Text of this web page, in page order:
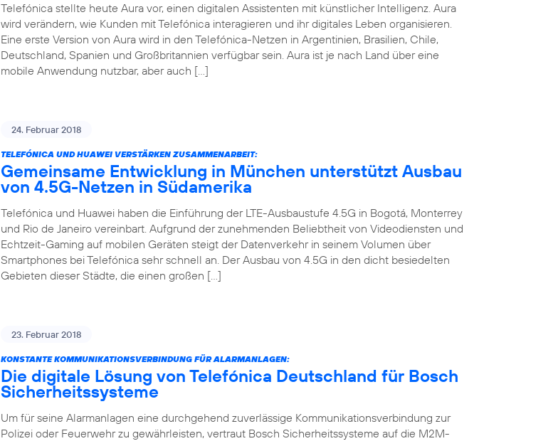
Telefónica stellte heute Aura vor, einen digitalen Assistenten mit künstlicher Intelligenz. Aura
wird verändern, wie Kunden mit Telefónica interagieren und ihr digitales Leben organisieren.
Eine erste Version von Aura wird in den Telefónica-Netzen in Argentinien, Brasilien, Chile,
Deutschland, Spanien und Großbritannien verfügbar sein. Aura ist je nach Land über eine
mobile Anwendung nutzbar, aber auch […]
24. Februar 2018
TELEFÓNICA UND HUAWEI VERSTÄRKEN ZUSAMMENARBEIT:
Gemeinsame Entwicklung in München unterstützt Ausbau
von 4.5G-Netzen in Südamerika
Telefónica und Huawei haben die Einführung der LTE-Ausbaustufe 4.5G in Bogotá, Monterrey
und Rio de Janeiro vereinbart. Aufgrund der zunehmenden Beliebtheit von Videodiensten und
Echtzeit-Gaming auf mobilen Geräten steigt der Datenverkehr in seinem Volumen über
Smartphones bei Telefónica sehr schnell an. Der Ausbau von 4.5G in den dicht besiedelten
Gebieten dieser Städte, die einen großen […]
23. Februar 2018
KONSTANTE KOMMUNIKATIONSVERBINDUNG FÜR ALARMANLAGEN:
Die digitale Lösung von Telefónica Deutschland für Bosch
Sicherheitssysteme
Um für seine Alarmanlagen eine durchgehend zuverlässige Kommunikationsverbindung zur
Polizei oder Feuerwehr zu gewährleisten, vertraut Bosch Sicherheitssysteme auf die M2M-